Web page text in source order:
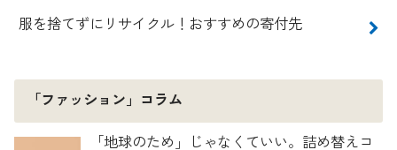
服を捨てずにリサイクル！おすすめの寄付先
「ファッション」コラム
「地球のため」じゃなくていい。詰め替えコ